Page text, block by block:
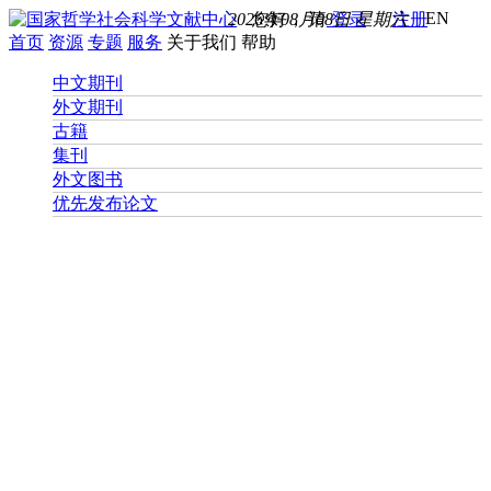
您好， 请登录 注册EN
2026年08月08日 星期六
首页 资源 专题 服务 关于我们 帮助
中文期刊
外文期刊
古籍
集刊
外文图书
优先发布论文